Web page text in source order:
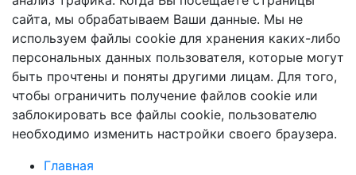
сайта, мы обрабатываем Ваши данные. Мы не
используем файлы cookie для хранения каких-либо
персональных данных пользователя, которые могут
быть прочтены и поняты другими лицам. Для того,
чтобы ограничить получение файлов cookie или
заблокировать все файлы cookie, пользователю
необходимо изменить настройки своего браузера.
Главная